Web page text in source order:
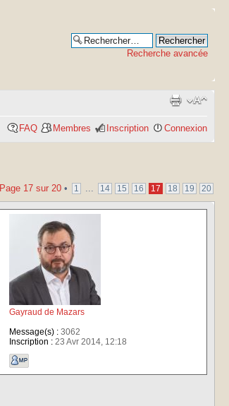
Recherche avancée
FAQ Membres Inscription Connexion
Page 17 sur 20 • 1 14 15 16 17 18 19 20
Gayraud de Mazars
Message(s) :3062
Inscription :23 Avr 2014, 12:18